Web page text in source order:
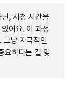
, 시청 시간을
어요. 이 과정
그냥 자극적인
요하다는 걸 잊